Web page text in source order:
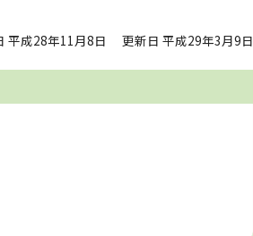
平成28年11月8日 更新日 平成29年3月9日